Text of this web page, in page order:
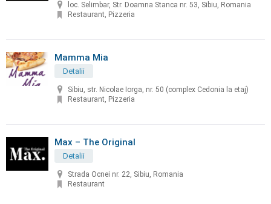
loc. Selimbar, Str. Doamna Stanca nr. 53, Sibiu, Romania
Restaurant, Pizzeria
Mamma Mia
Detalii
Sibiu, str. Nicolae Iorga, nr. 50 (complex Cedonia la etaj)
Restaurant, Pizzeria
Max – The Original
Detalii
Strada Ocnei nr. 22, Sibiu, Romania
Restaurant